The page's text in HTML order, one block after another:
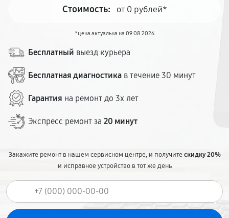
Стоимость: от 0 рублей*
*цена актуальна на 09.08.2026
Бесплатный выезд курьера
Бесплатная диагностика в течение 30 минут
Гарантия на ремонт до 3х лет
Экспресс ремонт за 20 минут
Закажите ремонт в нашем сервисном центре, и получитескидку 20%
и исправное устройство в тот же день